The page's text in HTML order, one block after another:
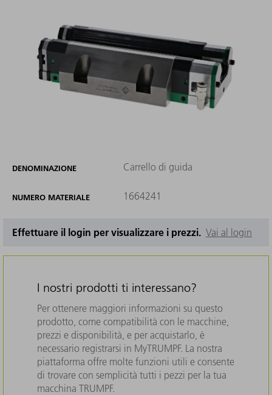
DENOMINAZIONE Carrello di guida
NUMERO MATERIALE 1664241
Effettuare il login per visualizzare i prezzi. Vai al login
I nostri prodotti ti interessano?
Per ottenere maggiori informazioni su questo
prodotto, come compatibilità con le macchine,
prezzi e disponibilità, e per acquistarlo, è
necessario registrarsi in MyTRUMPF. La nostra
piattaforma offre molte funzioni utili e consente
di trovare con semplicità tutti i pezzi per la tua
macchina TRUMPF.